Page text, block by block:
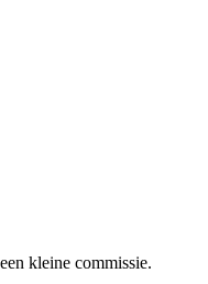
kleine commissie.